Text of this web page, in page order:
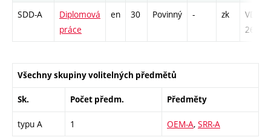
SDD-A
Diplomová
práce
en 30 Povinný - zk
VD -
260
Všechny skupiny volitelných předmětů
Sk. Počet předm. Předměty
typu A 1 OEM-A, SRR-A